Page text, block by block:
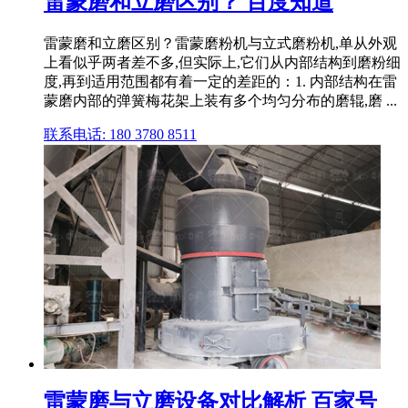
雷蒙磨和立磨区别？雷蒙磨粉机与立式磨粉机,单从外观
上看似乎两者差不多,但实际上,它们从内部结构到磨粉细
度,再到适用范围都有着一定的差距的：1. 内部结构在雷
蒙磨内部的弹簧梅花架上装有多个均匀分布的磨辊,磨 ...
联系电话: 180 3780 8511
雷蒙磨与立磨设备对比解析 百家号